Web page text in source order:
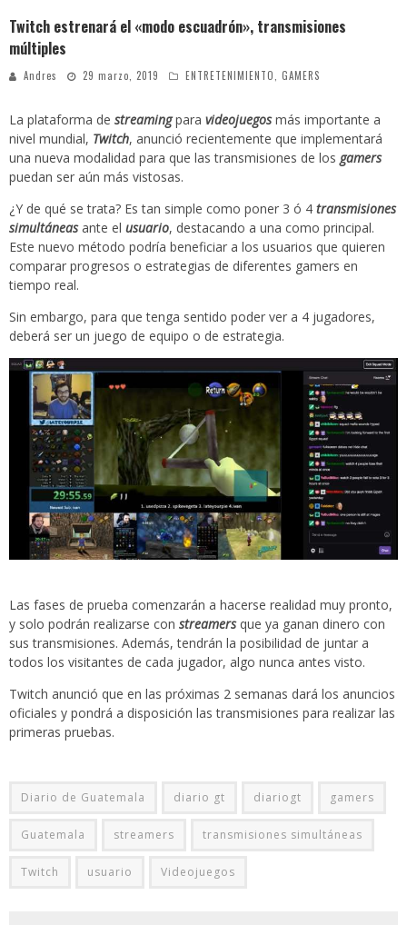
Twitch estrenará el «modo escuadrón», transmisiones
múltiples
Andres 29 marzo, 2019 ENTRETENIMIENTO, GAMERS
La plataforma de streamingpara videojuegosmás importante a
nivel mundial, Twitch, anunció recientemente que implementará
una nueva modalidad para que las transmisiones de los gamers
puedan ser aún más vistosas.
¿Y de qué se trata? Es tan simple como poner 3 ó 4 transmisiones
simultáneasante el usuario, destacando a una como principal.
Este nuevo método podría beneficiar a los usuarios que quieren
comparar progresos o estrategias de diferentes gamers en
tiempo real.
Sin embargo, para que tenga sentido poder ver a 4 jugadores,
deberá ser un juego de equipo o de estrategia.
Las fases de prueba comenzarán a hacerse realidad muy pronto,
y solo podrán realizarse con streamersque ya ganan dinero con
sus transmisiones. Además, tendrán la posibilidad de juntar a
todos los visitantes de cada jugador, algo nunca antes visto.
Twitch anunció que en las próximas 2 semanas dará los anuncios
oficiales y pondrá a disposición las transmisiones para realizar las
primeras pruebas.
Diario de Guatemala diario gt diariogt gamers
Guatemala streamers transmisiones simultáneas
Twitch usuario Videojuegos